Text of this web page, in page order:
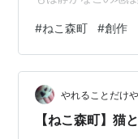
のに、もう三月。
を登り、川の上流
猫型の紙をぷかり
て砕け散るのでし
ほいほい。 ねこ森
#ねこ森町 #創作
やれることだけ
【ねこ森町】猫